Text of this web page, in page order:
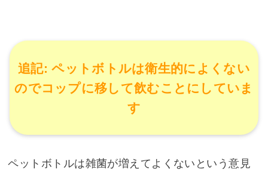
追記: ペットボトルは衛生的によくない
のでコップに移して飲むことにしていま
す
ペットボトルは雑菌が増えてよくないという意見